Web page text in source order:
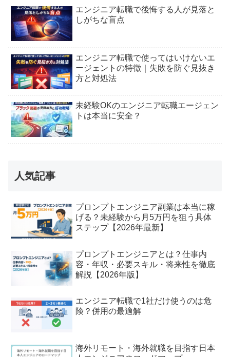
エンジニア転職で後悔する人が見落と
しがちな盲点
エンジニア転職で使ってはいけないエ
ージェントの特徴｜失敗を防ぐ見抜き
方と対処法
未経験OKのエンジニア転職エージェン
トは本当に安全？
人気記事
プロンプトエンジニア副業は本当に稼
げる？未経験から月5万円を狙う具体
ステップ【2026年最新】
プロンプトエンジニアとは？仕事内
容・年収・必要スキル・将来性を徹底
解説【2026年版】
エンジニア転職で1社だけ使うのは危
険？併用の最適解
海外リモート・海外就職を目指す日本